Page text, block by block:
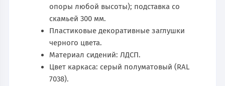
опоры любой высоты); подставка со
скамьей 300 мм.
Пластиковые декоративные заглушки
черного цвета.
Материал сидений: ЛДСП.
Цвет каркаса: серый полуматовый (RAL
7038).